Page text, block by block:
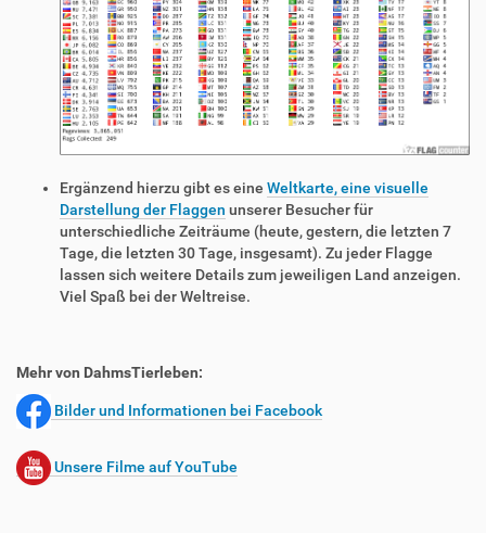
Ergänzend hierzu gibt es eine Weltkarte, eine visuelle
Darstellung der Flaggen unserer Besucher für
unterschiedliche Zeiträume (heute, gestern, die letzten 7
Tage, die letzten 30 Tage, insgesamt). Zu jeder Flagge
lassen sich weitere Details zum jeweiligen Land anzeigen.
Viel Spaß bei der Weltreise.
Mehr von DahmsTierleben:
Bilder und Informationen bei Facebook
Unsere Filme auf YouTube